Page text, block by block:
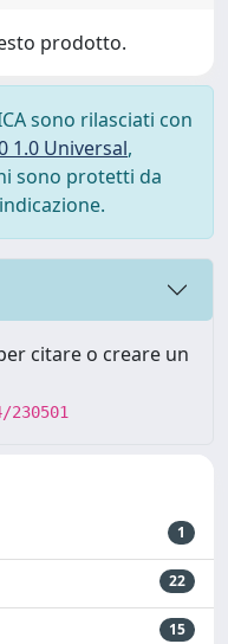
prodotto.
sono rilasciati con
1.0 Universal,
sono protetti da
citare o creare un
1
22
15